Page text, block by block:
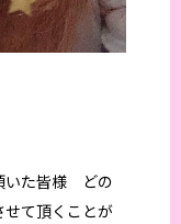
いた皆様 どの
て頂くことが